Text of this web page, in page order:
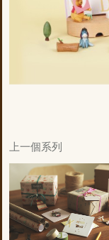
上一個系列